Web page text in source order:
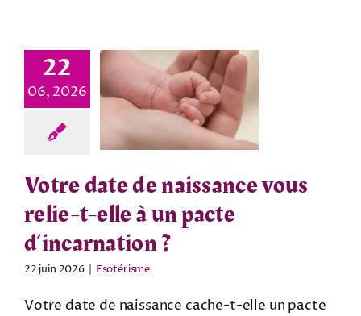
22
06, 2026
Votre date de naissance vous
relie-t-elle à un pacte
d’incarnation ?
22 juin 2026 | Esotérisme
Votre date de naissance cache-t-elle un pacte